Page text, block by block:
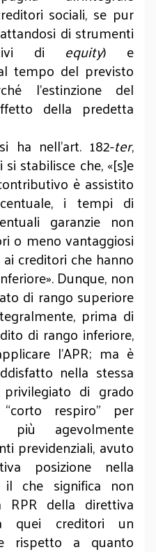
sociali, se pur
di strumenti
di equity) e
tempo del previsto
l’estinzione del
della predetta
ha nell’art. 182-ter,
stabilisce che, «[s]e
è assistito
i tempi di
garanzie non
o meno vantaggiosi
creditori che hanno
Dunque, non
di rango superiore
prima di
di rango inferiore,
l’APR; ma è
nella stessa
di grado
respiro” per
più agevolmente
previdenziali, avuto
posizione nella
il che significa non
RPR della direttiva
quei creditori un
rispetto a quanto